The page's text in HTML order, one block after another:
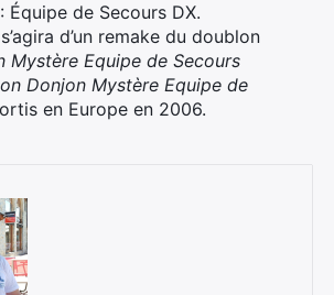
Équipe de Secours DX.
d’un remake du doublon
Mystère Equipe de Secours
Donjon Mystère Equipe de
en Europe en 2006.